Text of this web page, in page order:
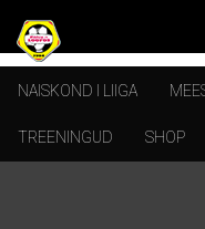
NAISKOND I LIIGA
TREENINGUD SHOP